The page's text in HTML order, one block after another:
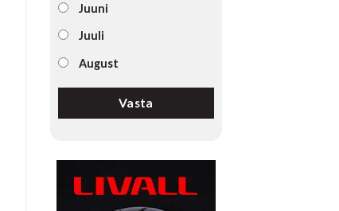
Juuni
Juuli
August